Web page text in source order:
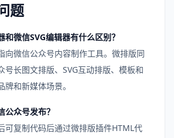
题
和微信SVG编辑器有什么区别？
向微信公众号内容制作工具。微排版同
号长图文排版、SVG互动排版、模板和
和新媒体场景。
公众号发布？
可复制代码后通过微排版插件HTML代